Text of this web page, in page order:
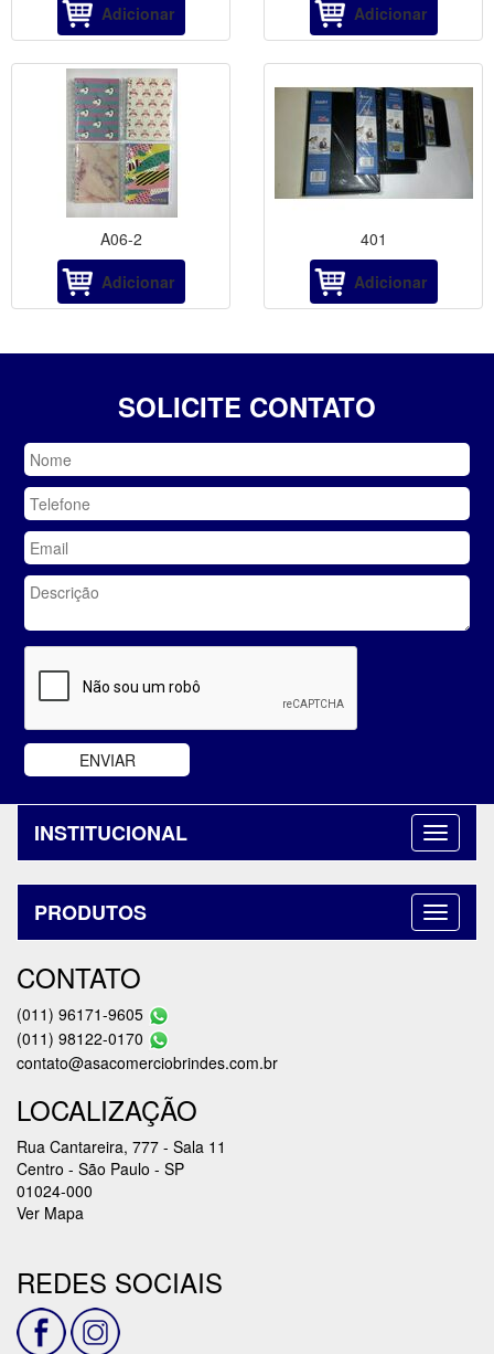
Adicionar
Adicionar
A06-2
Adicionar
401
Adicionar
SOLICITE CONTATO
INSTITUCIONAL
PRODUTOS
CONTATO
(011) 96171-9605
(011) 98122-0170
contato@asacomerciobrindes.com.br
LOCALIZAÇÃO
Rua Cantareira, 777 - Sala 11
Centro - São Paulo - SP
01024-000
Ver Mapa
REDES SOCIAIS